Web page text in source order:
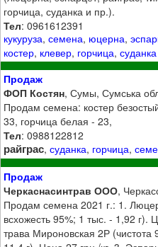
горчица, суданка и пр.).
Тел: 0961612391
кукуруза,семена, юцерна,
костер, клевер, горчица,суданка
Продаж
ФОП Костян, Сумы, Сумська
Продам семена: костер
33, горчица белая - 23,
Тел: 0988122812
райграс,суданка, горчица,
Продаж
Черкаснасинтрав ООО,
Продам семена 2021 г.: 1.
всхожесть 95%; 1 тыс. - 1,92 г).
трава Мироновская 2Р (чистота